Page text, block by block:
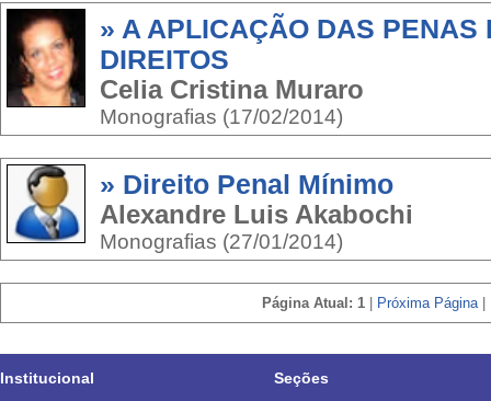
» A APLICAÇÃO DAS PENAS
DIREITOS
Celia Cristina Muraro
Monografias (17/02/2014)
» Direito Penal Mínimo
Alexandre Luis Akabochi
Monografias (27/01/2014)
Página Atual: 1 Próxima Página|
Institucional Seções